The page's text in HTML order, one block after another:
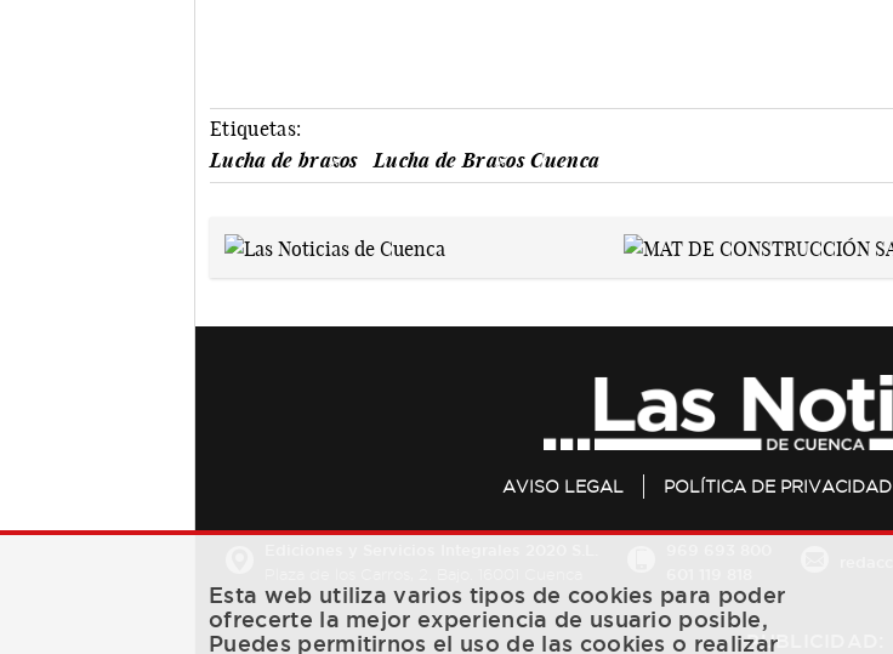
Etiquetas:
Lucha de brazos
Lucha de Brazos Cuenca
AVISO LEGAL POLÍTICA DE PRIVACIDAD
PUBLICIDAD:
Esta web utiliza varios tipos de cookies para poder
ofrecerte la mejor experiencia de usuario posible,
Puedes permitirnos el uso de las cookies o realizar